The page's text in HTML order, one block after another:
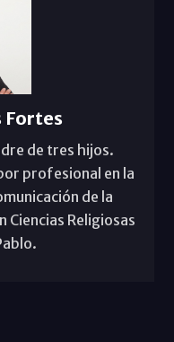
Fortes
de tres hijos.
profesional en la
de la
Ciencias Religiosas